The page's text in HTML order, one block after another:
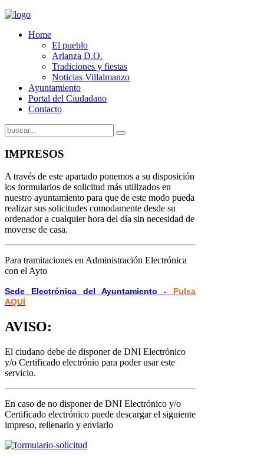
Home
El pueblo
Arlanza D.O.
Tradiciones y fiestas
Noticias Villalmanzo
Ayuntamiento
Portal del Ciudadano
Contacto
IMPRESOS
A través de este apartado ponemos a su disposición
los formularios de solicitud más utilizados en
nuestro ayuntamiento para que de este modo pueda
realizar sus solicitudes comodamente desde su
ordenador a cualquier hora del día sin necesidad de
moverse de casa.
Para tramitaciones en Administración Electrónica
con el Ayto
Sede Electrónica del Ayuntamiento - Pulsa
AQUÍ
AVISO:
El ciudano debe de disponer de DNI Electrónico
y/o Certificado electrónio para poder usar este
servicio.
En caso de no disponer de DNI Electrónico y/o
Certificado electrónico puede descargar el siguiente
impreso, rellenarlo y enviarlo